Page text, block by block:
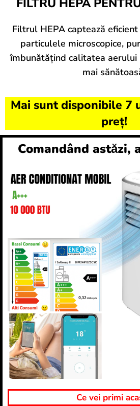
FILTRU HEPA
Filtrul HEPA captează
particulele microscopice,
îmbunătățind calitatea
mai
Mai sunt disponibile 7
preț!
Comandând astăzi,
Ce vei primi